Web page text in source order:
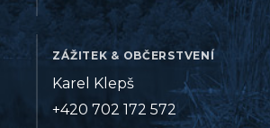
ZÁŽITEK & OBČERSTVENÍ
Karel Klepš
+420 702 172 572